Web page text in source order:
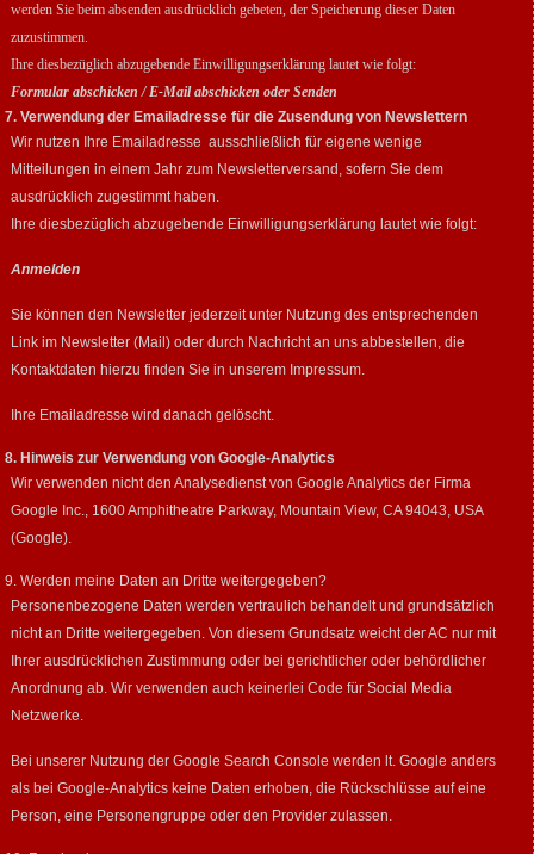
werden Sie beim absenden ausdrücklich gebeten, der Speicherung dieser Daten
zuzustimmen.
Ihre diesbezüglich abzugebende Einwilligungserklärung lautet wie folgt:
Formular abschicken / E-Mail abschicken oder Senden
7. Verwendung der Emailadresse für die Zusendung von Newslettern
Wir nutzen Ihre Emailadresse ausschließlich für eigene wenige
Mitteilungen in einem Jahr zum Newsletterversand, sofern Sie dem
ausdrücklich zugestimmt haben.
Ihre diesbezüglich abzugebende Einwilligungserklärung lautet wie folgt:
Anmelden
Sie können den Newsletter jederzeit unter Nutzung des entsprechenden
Link im Newsletter (Mail) oder durch Nachricht an uns abbestellen, die
Kontaktdaten hierzu finden Sie in unserem Impressum.
Ihre Emailadresse wird danach gelöscht.
8. Hinweis zur Verwendung von Google-Analytics
Wir verwenden nicht den Analysedienst von Google Analytics der Firma
Google Inc., 1600 Amphitheatre Parkway, Mountain View, CA 94043, USA
(Google).
9. Werden meine Daten an Dritte weitergegeben?
Personenbezogene Daten werden vertraulich behandelt und grundsätzlich
nicht an Dritte weitergegeben. Von diesem Grundsatz weicht der AC nur mit
Ihrer ausdrücklichen Zustimmung oder bei gerichtlicher oder behördlicher
Anordnung ab. Wir verwenden auch keinerlei Code für Social Media
Netzwerke.
Bei unserer Nutzung der Google Search Console werden lt. Google anders
als bei Google-Analytics keine Daten erhoben, die Rückschlüsse auf eine
Person, eine Personengruppe oder den Provider zulassen.